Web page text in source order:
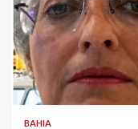
BAHIA